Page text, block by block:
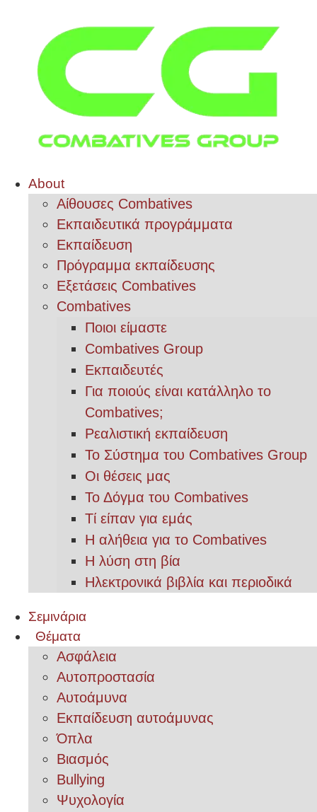
About
Αίθουσες Combatives
Εκπαιδευτικά προγράμματα
Εκπαίδευση
Πρόγραμμα εκπαίδευσης
Εξετάσεις Combatives
Combatives
Ποιοι είμαστε
Combatives Group
Εκπαιδευτές
Για ποιούς είναι κατάλληλο το
Combatives;
Ρεαλιστική εκπαίδευση
Το Σύστημα του Combatives Group
Οι θέσεις μας
Το Δόγμα του Combatives
Τί είπαν για εμάς
Η αλήθεια για το Combatives
Η λύση στη βία
Ηλεκτρονικά βιβλία και περιοδικά
Σεμινάρια
Θέματα
Ασφάλεια
Αυτοπροστασία
Αυτοάμυνα
Εκπαίδευση αυτοάμυνας
Όπλα
Βιασμός
Bullying
Ψυχολογία